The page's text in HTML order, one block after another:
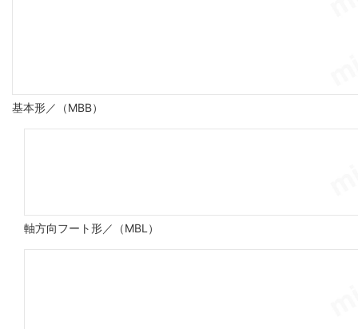
基本形／（MBB）
軸方向フート形／（MBL）